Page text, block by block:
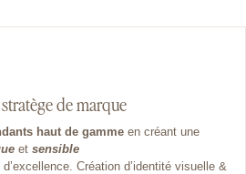
de marque
haut de gamme en créant une
et sensible
Création d’identité visuelle &